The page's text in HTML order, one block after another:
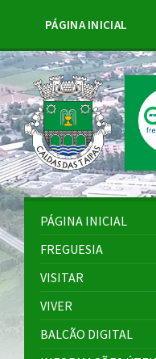
sidebar
sidebar
PÁGINA INICIAL
PÁGINA INICIAL
FREGUESIA
VISITAR
VIVER
BALCÃO DIGITAL